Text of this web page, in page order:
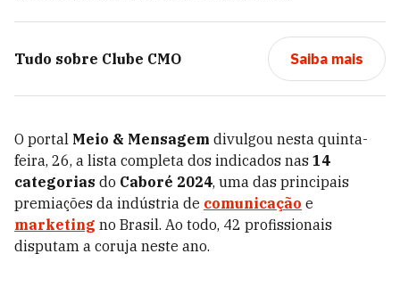
Tudo sobre Clube CMO Saiba mais
O portal Meio & Mensagem divulgou nesta quinta-
feira, 26, a lista completa dos indicados nas 14
categorias do Caboré 2024, uma das principais
premiações da indústria de comunicação e
marketing no Brasil. Ao todo, 42 profissionais
disputam a coruja neste ano.